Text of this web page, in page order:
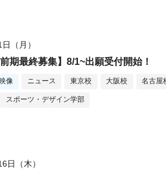
（月）
前期最終募集】8/1~出願受付開始！
像 ニュース 東京校 大阪校 名古屋
スポーツ・デザイン学部
日（木）